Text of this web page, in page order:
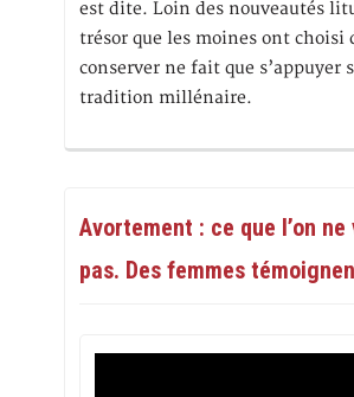
est dite. Loin des nouveautés
trésor que les moines ont choisi
conserver ne fait que s’appuyer
tradition millénaire.
Avortement : ce que l’on
pas. Des femmes